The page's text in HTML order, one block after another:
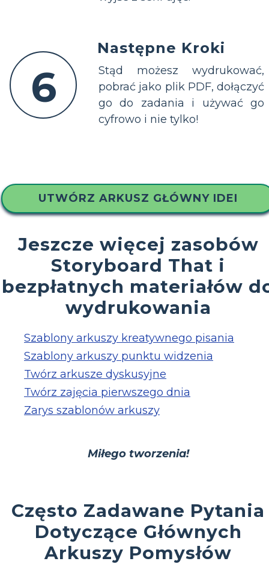
6
Następne Kroki
Stąd możesz wydrukować,
pobrać jako plik PDF, dołączyć
go do zadania i używać go
cyfrowo i nie tylko!
UTWÓRZ ARKUSZ GŁÓWNY IDEI
Jeszcze więcej zasobów
Storyboard That i
bezpłatnych materiałów
wydrukowania
Szablony arkuszy kreatywnego pisania
Szablony arkuszy punktu widzenia
Twórz arkusze dyskusyjne
Twórz zajęcia pierwszego dnia
Zarys szablonów arkuszy
Miłego tworzenia!
Często Zadawane Pytania
Dotyczące Głównych
Arkuszy Pomysłów